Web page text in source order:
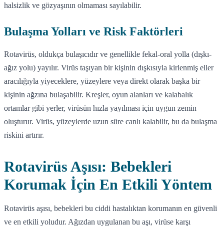
halsizlik ve gözyaşının olmaması sayılabilir.
Bulaşma Yolları ve Risk Faktörleri
Rotavirüs, oldukça bulaşıcıdır ve genellikle fekal-oral yolla (dışkı-
ağız yolu) yayılır. Virüs taşıyan bir kişinin dışkısıyla kirlenmiş eller
aracılığıyla yiyeceklere, yüzeylere veya direkt olarak başka bir
kişinin ağzına bulaşabilir. Kreşler, oyun alanları ve kalabalık
ortamlar gibi yerler, virüsün hızla yayılması için uygun zemin
oluşturur. Virüs, yüzeylerde uzun süre canlı kalabilir, bu da bulaşma
riskini artırır.
Rotavirüs Aşısı: Bebekleri
Korumak İçin En Etkili Yöntem
Rotavirüs aşısı, bebekleri bu ciddi hastalıktan korumanın en güvenli
ve en etkili yoludur. Ağızdan uygulanan bu aşı, virüse karşı